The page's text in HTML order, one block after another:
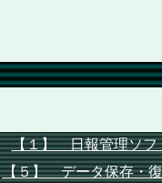
【１】 日報管理ソフ
【５】データ保存・